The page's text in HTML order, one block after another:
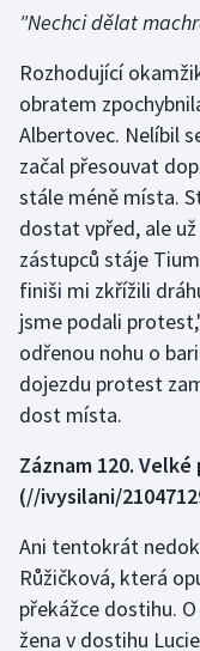
Stolní tenis
Triatlon
Veslování
Vodní slalom
Volejbal
Ostatní
"Nechci dělat
Rozhodující
obratem
Albertovec. Nelíbil
začal přesouvat
stále méně místa.
dostat vpřed, ale
zástupců stáje
finiši mi zkřížili
jsme podali
odřenou nohu o
dojezdu protest
dost místa.
Záznam 120.
(//ivysilani/
Ani tentokrát
Růžičková, která
překážce dostihu.
žena v dostihu